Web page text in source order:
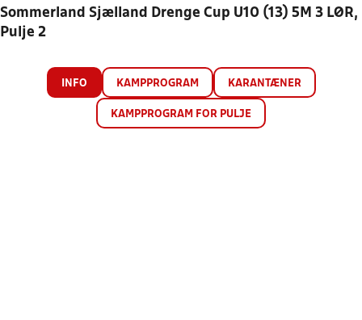
Sommerland Sjælland Drenge Cup U10 (13) 5M 3 LØR,
Pulje 2
INFO KAMPPROGRAM KARANTÆNER
KAMPPROGRAM FOR PULJE